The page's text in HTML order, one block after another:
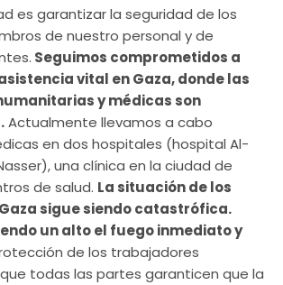
es garantizar la seguridad de los
de nuestro personal y de
Seguimos comprometidos a
vital en Gaza, donde las
y médicas son
Actualmente llevamos a cabo
en dos hospitales (hospital Al-
una clínica en la ciudad de
de salud. La situación de los
sigue siendo catastrófica.
un alto el fuego inmediato y
de los trabajadores
todas las partes garanticen que la